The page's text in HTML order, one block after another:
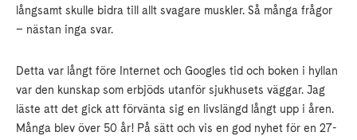
långsamt skulle bidra till allt svagare muskler. Så många frågor
– nästan inga svar.
Detta var långt före Internet och Googles tid och boken i hyllan
var den kunskap som erbjöds utanför sjukhusets väggar. Jag
läste att det gick att förvänta sig en livslängd långt upp i åren.
Många blev över 50 år! På sätt och vis en god nyhet för en 27-